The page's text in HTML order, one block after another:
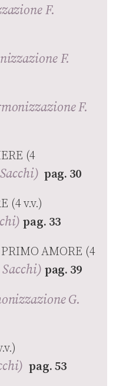
F.
F.
F.
(4
pag. 30
(4 v.v.)
pag. 33
AMORE (4
pag. 39
G.
pag. 53